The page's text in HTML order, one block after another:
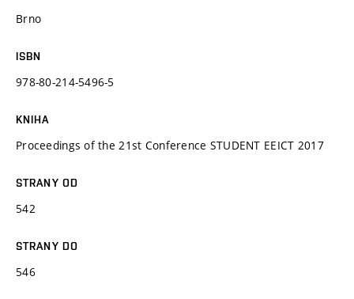
Brno
ISBN
978-80-214-5496-5
KNIHA
Proceedings of the 21st Conference STUDENT EEICT 2017
STRANY OD
542
STRANY DO
546